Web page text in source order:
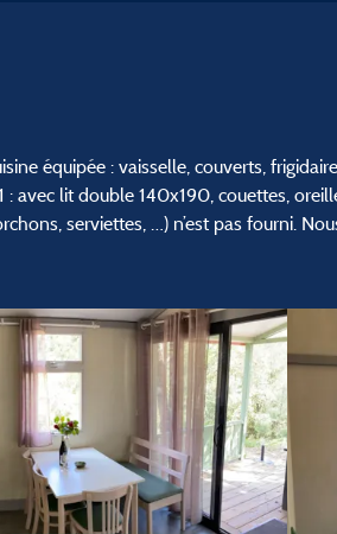
équipée : vaisselle, couverts,
avec lit double 140x190, couettes,
serviettes, …) n’est pas fourni.